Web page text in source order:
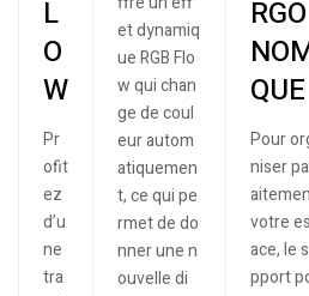
L
O
W
Pr
ofit
ez
d’u
ne
tra
et dynamiq
ue RGB Flo
w qui chan
ge de coul
eur autom
atiquemen
t, ce qui pe
rmet de do
nner une n
ouvelle di
RGO
QUE
Pour
niser
votre
ace, le
pport